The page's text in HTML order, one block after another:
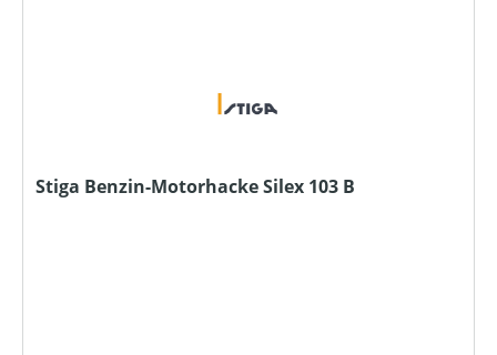
Stiga Benzin-Motorhacke Silex 103 B